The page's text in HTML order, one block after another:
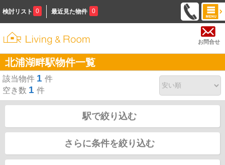
検討リスト 0 最近見た物件 0
お問合せ
北浦湖畔駅物件一覧
該当物件 1 件
空き数 1 件
駅で絞り込む
さらに条件を絞り込む